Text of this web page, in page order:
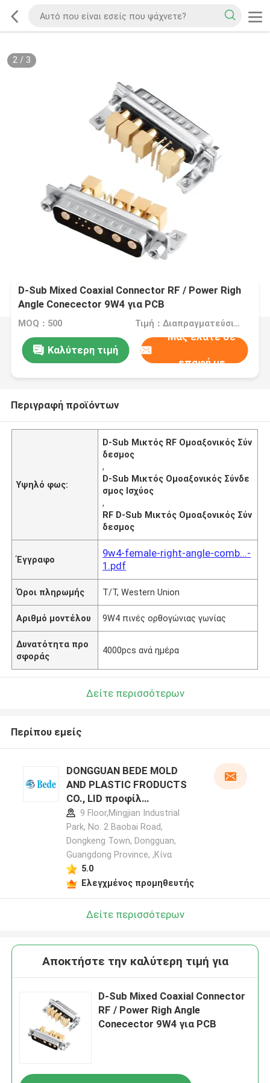
2/ 3
D-Sub Mixed Coaxial Connector RF / Power Righ
Angle Conecector 9W4 για PCB
MOQ：500 Τιμή：Διαπραγματεύσιμα
Καλύτερη τιμή
Μας ελάτε σε
επαφή με
Περιγραφή προϊόντων
Υψηλό φως:
D-Sub Μικτός RF Ομοαξονικός Σύν
δεσμος
,
D-Sub Μικτός Ομοαξονικός Σύνδε
σμος Ισχύος
,
RF D-Sub Μικτός Ομοαξονικός Σύν
δεσμος
Έγγραφο
9w4-female-right-angle-comb...-
1.pdf
Όροι πληρωμής T/T, Western Union
Αριθμό μοντέλου 9W4 πινές ορθογώνιας γωνίας
Δυνατότητα προ
σφοράς
4000pcs ανά ημέρα
Δείτε περισσότερων
Περίπου εμείς
DONGGUAN BEDE MOLD
AND PLASTIC FRODUCTS
CO., LID προφίλ
κατασκευαστή
9 Floor,Mingjian Industrial
Park, No. 2 Baobai Road,
Dongkeng Town, Dongguan,
Guangdong Province, ,Κίνα
5.0
Ελεγχμένος προμηθευτής
Δείτε περισσότερων
Αποκτήστε την καλύτερη τιμή για
D-Sub Mixed Coaxial Connector
RF / Power Righ Angle
Conecector 9W4 για PCB